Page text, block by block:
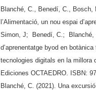
Blanché, C., Benedí, C.,
l’Alimentació, un nou espai
Simon, J; Benedí, C.; Blanché,
d’aprenentatge byod en
tecnologies digitals en la millora
Ediciones OCTAEDRO. ISBN:
Blanché, C. (2021). Una